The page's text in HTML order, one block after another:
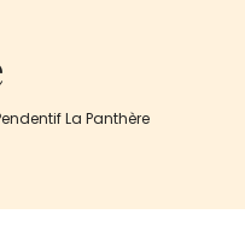
La Panthère